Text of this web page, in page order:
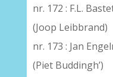
nr. 172 : F.L.
(Joop Leibbrand)
nr. 173 : Jan
(Piet Buddingh’)